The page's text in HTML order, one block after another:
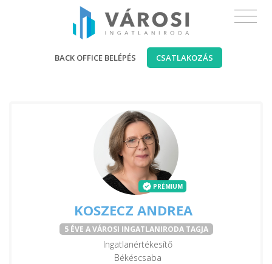
BACK OFFICE BELÉPÉS CSATLAKOZÁS
PRÉMIUM
KOSZECZ ANDREA
5 ÉVE A VÁROSI INGATLANIRODA TAGJA
Ingatlanértékesítő
Békéscsaba